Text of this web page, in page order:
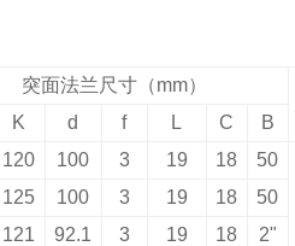
突面法兰尺寸（mm）
K d f L C B
120 100 3 19 18 50
125 100 3 19 18
50
121 92.1 3 19 18
2"